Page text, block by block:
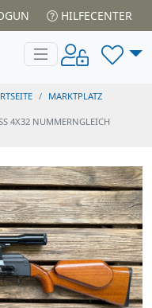
HILFECENTER
MARKTPLATZ
4X32 NUMMERNGLEICH